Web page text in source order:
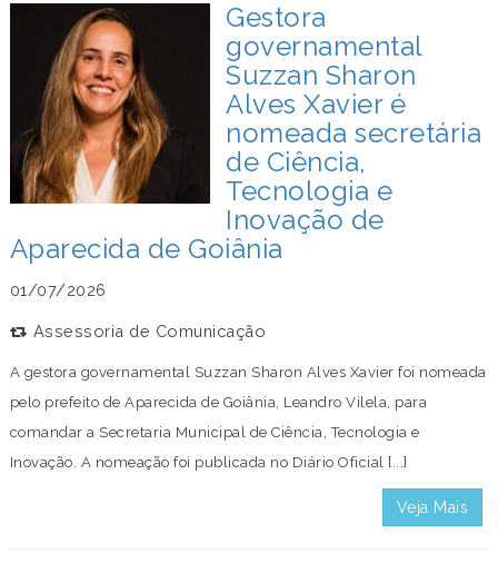
Gestora
governamental
Suzzan Sharon
Alves Xavier é
nomeada secretária
de Ciência,
Tecnologia e
Inovação de
Aparecida de Goiânia
01/07/2026
Assessoria de Comunicação
A gestora governamental Suzzan Sharon Alves Xavier foi nomeada
pelo prefeito de Aparecida de Goiânia, Leandro Vilela, para
comandar a Secretaria Municipal de Ciência, Tecnologia e
Inovação. A nomeação foi publicada no Diário Oficial [...]
Veja Mais